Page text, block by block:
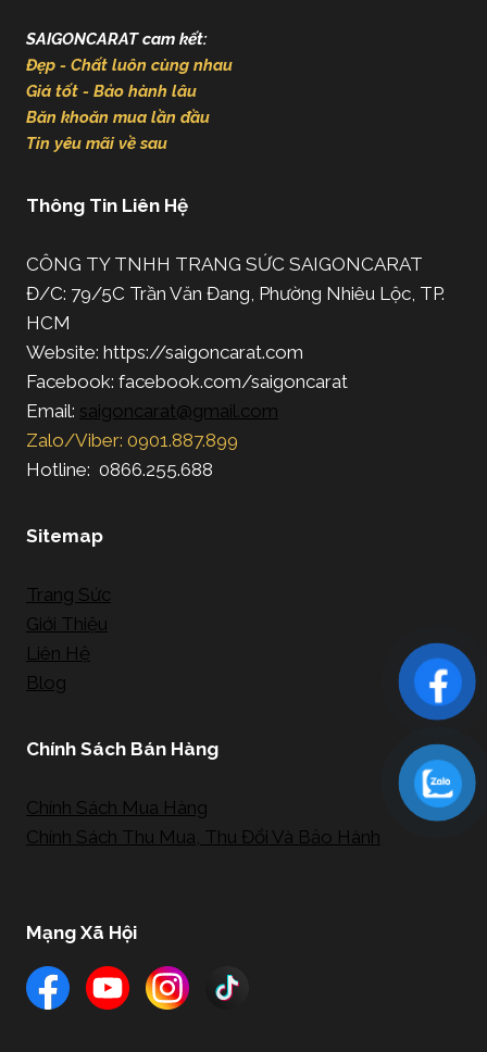
SAIGONCARAT cam kết:
Đẹp - Chất luôn cùng nhau
Giá tốt - Bảo hành lâu
Băn khoăn mua lần đầu
Tin yêu mãi về sau
Thông Tin Liên Hệ
CÔNG TY TNHH TRANG SỨC SAIGONCARAT
Đ/C: 79/5C Trần Văn Đang, Phường Nhiêu Lộc, TP.
HCM
Website: https://saigoncarat.com
Facebook: facebook.com/saigoncarat
Email: saigoncarat@gmail.com
Zalo/Viber: 0901.887.899
Hotline: 0866.255.688
Sitemap
Trang Sức
Giới Thiệu
Liên Hệ
Blog
Chính Sách Bán Hàng
Chính Sách Mua Hàng
Chính Sách Thu Mua, Thu Đổi Và Bảo Hành
Mạng Xã Hội